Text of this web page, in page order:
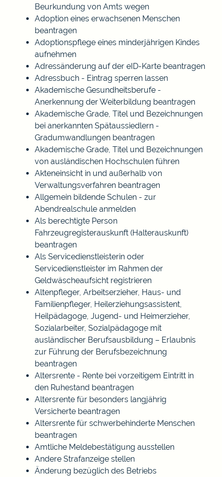
Beurkundung von Amts wegen
Adoption eines erwachsenen Menschen
beantragen
Adoptionspflege eines minderjährigen Kindes
aufnehmen
Adressänderung auf der eID-Karte beantragen
Adressbuch - Eintrag sperren lassen
Akademische Gesundheitsberufe -
Anerkennung der Weiterbildung beantragen
Akademische Grade, Titel und Bezeichnungen
bei anerkannten Spätaussiedlern -
Gradumwandlungen beantragen
Akademische Grade, Titel und Bezeichnungen
von ausländischen Hochschulen führen
Akteneinsicht in und außerhalb von
Verwaltungsverfahren beantragen
Allgemein bildende Schulen - zur
Abendrealschule anmelden
Als berechtigte Person
Fahrzeugregisterauskunft (Halterauskunft)
beantragen
Als Servicedienstleisterin oder
Servicedienstleister im Rahmen der
Geldwäscheaufsicht registrieren
Altenpfleger, Arbeitserzieher, Haus- und
Familienpfleger, Heilerziehungsassistent,
Heilpädagoge, Jugend- und Heimerzieher,
Sozialarbeiter, Sozialpädagoge mit
ausländischer Berufsausbildung – Erlaubnis
zur Führung der Berufsbezeichnung
beantragen
Altersrente - Rente bei vorzeitigem Eintritt in
den Ruhestand beantragen
Altersrente für besonders langjährig
Versicherte beantragen
Altersrente für schwerbehinderte Menschen
beantragen
Amtliche Meldebestätigung ausstellen
Andere Strafanzeige stellen
Änderung bezüglich des Betriebs